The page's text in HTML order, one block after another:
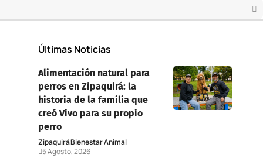
Últimas Noticias
Alimentación natural para
perros en Zipaquirá: la
historia de la familia que
creó Vivo para su propio
perro
ZipaquiráBienestar Animal
5 Agosto, 2026